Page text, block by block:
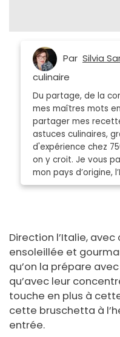
Par Silvia
culinaire
Du partage, de la
mes maîtres mots
partager mes
astuces culinaires,
d'expérience chez
on y croit. Je vous
mon pays d’origine,
Direction l’Italie,
ensoleillée et
qu’on la prépare
qu’avec leur
touche en plus à
cette bruschetta à
entrée.